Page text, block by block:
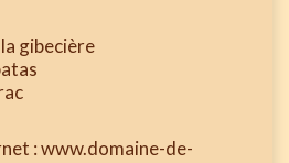
gibecière
: www.domaine-de-